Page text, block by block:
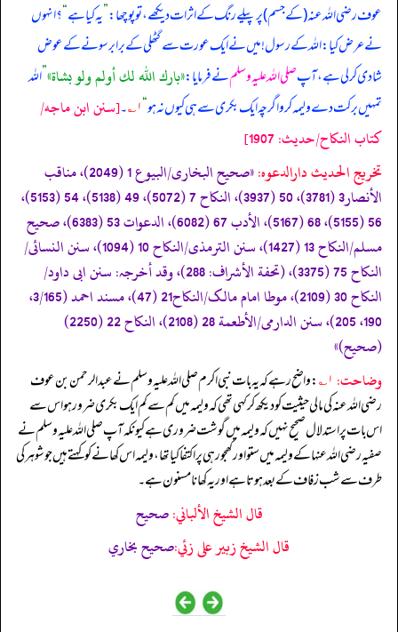
عوف رضی اللہ عنہ (کے جسم) پر پیلے رنگ کے اثرات دیکھے، تو پوچھا:”یہ کیا ہے“؟ انہوں
نے عرض کیا: اللہ کے رسول! میں نے ایک عورت سے گٹھلی کے برابر سونے کے عوض
شادی کر لی ہے، آپصلی اللہ علیہ وسلمنے فرمایا:«بارك الله لك أولم ولو بشاة»”اللہ
تمہیں برکت دے ولیمہ کرو اگرچہ ایک بکری سے ہی کیوں نہ ہو“۱؎ ۔[سنن ابن ماجه/
كتاب النكاح/حدیث: 1907]
تخریج الحدیث دارالدعوہ:
«‏‏‏‏صحیح البخاری/البیوع 1 (2049)، مناقب
الأنصار3 (3781)، 50 (3937)، النکاح 7 (5072)، 49 (5138)، 54 (5153)،
56 (5155)، 68 (5167)، الأدب 67 (6082)، الدعوات 53 (6383)، صحیح
مسلم/النکاح 13 (1427)، سنن الترمذی/النکاح 10 (1094)، سنن النسائی/
النکاح 75 (3375)، (تحفة الأشراف: 288)، وقد أخرجہ: سنن ابی داود/
النکاح 30 (2109)، موطا امام مالک/النکاح21 (47)، مسند احمد (3/165،
190، 205)، سنن الدارمی/الأطعمة 28 (2108)، النکاح 22 (2250)
(صحیح)»
وضاحت: ۱؎ : واضح رہے کہ یہ بات نبی اکرم صلی اللہ علیہ وسلم نے عبدالرحمن بن عوف
رضی اللہ عنہ کی مالی حیثیت کو دیکھ کر کہی تھی کہ ولیمہ میں کم سے کم ایک بکری ضرور ہو اس سے
اس بات پر استدلال صحیح نہیں کہ ولیمہ میں گوشت ضروری ہے کیونکہ آپ صلی اللہ علیہ وسلم نے
صفیہ رضی اللہ عنہا کے ولیمہ میں ستو اور کھجور ہی پر اکتفا کیا تھا، ولیمہ اس کھانے کو کہتے ہیں جو شوہر کی
طرف سے شب زفاف کے بعد ہوتا ہے اور یہ کھانا مسنون ہے۔
قال الشيخ الألباني:صحيح
قال الشيخ زبير على زئي:صحيح بخاري